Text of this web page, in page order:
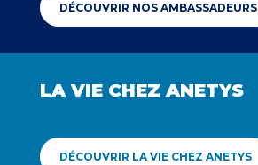
DÉCOUVRIR NOS AMBASSADEURS
LA VIE CHEZ ANETYS
DÉCOUVRIR LA VIE CHEZ ANETYS